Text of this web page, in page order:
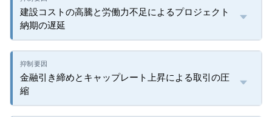
建設コストの高騰と労働力不足によるプロジェクト
納期の遅延
金融引き締めとキャップレート上昇による取引の圧
縮